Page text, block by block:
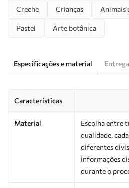
Creche Crianças Animais
Pastel Arte botânica
Especificações e material
Características
Material
Escolha entre
qualidade,
diferentes
informações
durante o